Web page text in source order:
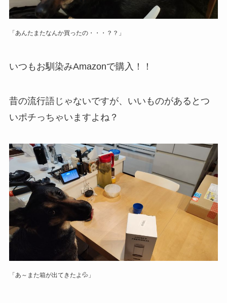
「あんたまたなんか買ったの・・・？？」
いつもお馴染みAmazonで購入！！
昔の流行語じゃないですが、いいものがあるとつ
いポチっちゃいますよね？
「あ～また箱が出てきたよ💦」